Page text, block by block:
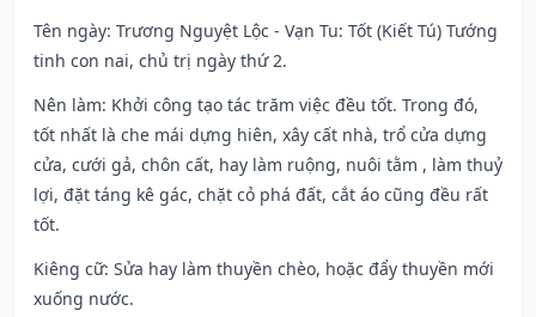
Tên ngày: Trương Nguyệt Lộc - Vạn Tu: Tốt (Kiết Tú) Tướng
tinh con nai, chủ trị ngày thứ 2.
Nên làm: Khởi công tạo tác trăm việc đều tốt. Trong đó,
tốt nhất là che mái dựng hiên, xây cất nhà, trổ cửa dựng
cửa, cưới gả, chôn cất, hay làm ruộng, nuôi tằm , làm thuỷ
lợi, đặt táng kê gác, chặt cỏ phá đất, cắt áo cũng đều rất
tốt.
Kiêng cữ: Sửa hay làm thuyền chèo, hoặc đẩy thuyền mới
xuống nước.